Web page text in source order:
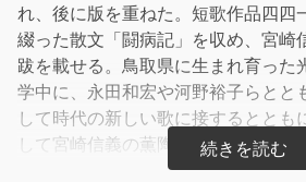
れ、後に版を重ねた。短歌作品四四
綴った散文「闘病記」を収め、宮崎
跋を載せる。鳥取県に生まれ育った
学中に、永田和宏や河野裕子らとと
して時代の新しい歌に接するととも
して宮崎信義の薫陶を受けるところ
短歌を、そして口語自由律短歌を選